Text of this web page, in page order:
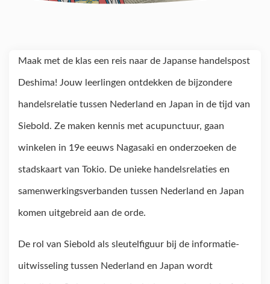
Maak met de klas een reis naar de Japanse handelspost
Deshima! Jouw leerlingen ontdekken de bijzondere
handelsrelatie tussen Nederland en Japan in de tijd van
Siebold. Ze maken kennis met acupunctuur, gaan
winkelen in 19e eeuws Nagasaki en onderzoeken de
stadskaart van Tokio. De unieke handelsrelaties en
samenwerkingsverbanden tussen Nederland en Japan
komen uitgebreid aan de orde.
De rol van Siebold als sleutelfiguur bij de informatie-
uitwisseling tussen Nederland en Japan wordt